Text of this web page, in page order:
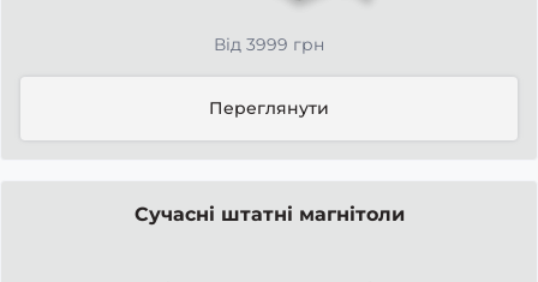
Від 3999 грн
Переглянути
Сучасні штатні магнітоли